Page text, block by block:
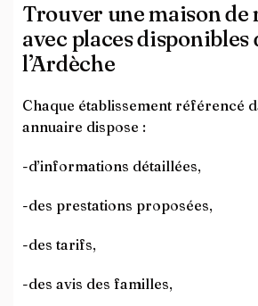
Trouver une maison
avec places disponibles
l’Ardèche
Chaque établissement référencé
annuaire dispose :
-d’informations détaillées,
-des prestations proposées,
-des tarifs,
-des avis des familles,